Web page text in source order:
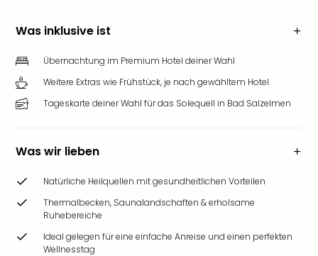
Was inklusive ist
Übernachtung im Premium Hotel deiner Wahl
Weitere Extras wie Frühstück, je nach gewähltem Hotel
Tageskarte deiner Wahl für das Solequell in Bad Salzelmen
Was wir lieben
Natürliche Heilquellen mit gesundheitlichen Vorteilen
Thermalbecken, Saunalandschaften & erholsame
Ruhebereiche
Ideal gelegen für eine einfache Anreise und einen perfekten
Wellnesstag